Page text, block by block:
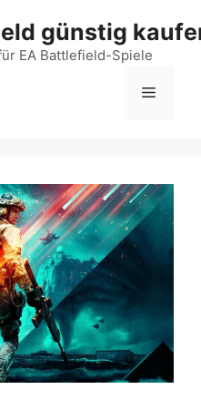
günstig
EA Battlefield-Spiele
Menü